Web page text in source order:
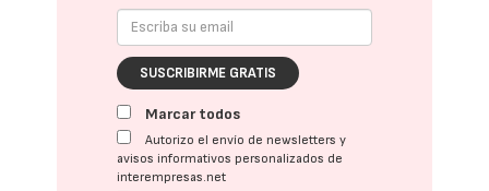
SUSCRIBIRME GRATIS
Marcar todos
Autorizo el envío de newsletters y
avisos informativos personalizados de
interempresas.net